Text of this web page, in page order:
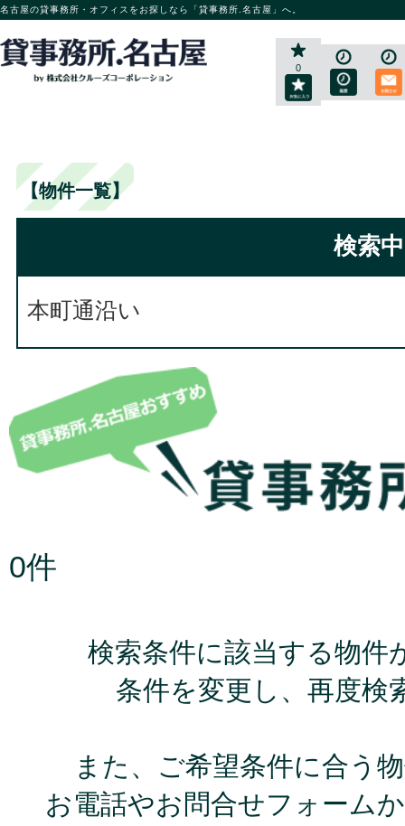
名古屋の貸事務所・オフィスをお探しなら「貸事務所.名古屋」へ。
0
【物件一覧】
検索
本町通沿い
0件
検索条件に該当する物件
条件を変更し、再度検
また、ご希望条件に合う
お電話やお問合せフォーム